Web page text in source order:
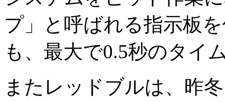
プ」と呼ばれる指示板
も、最大で0.5秒のタイ
またレッドブルは、昨